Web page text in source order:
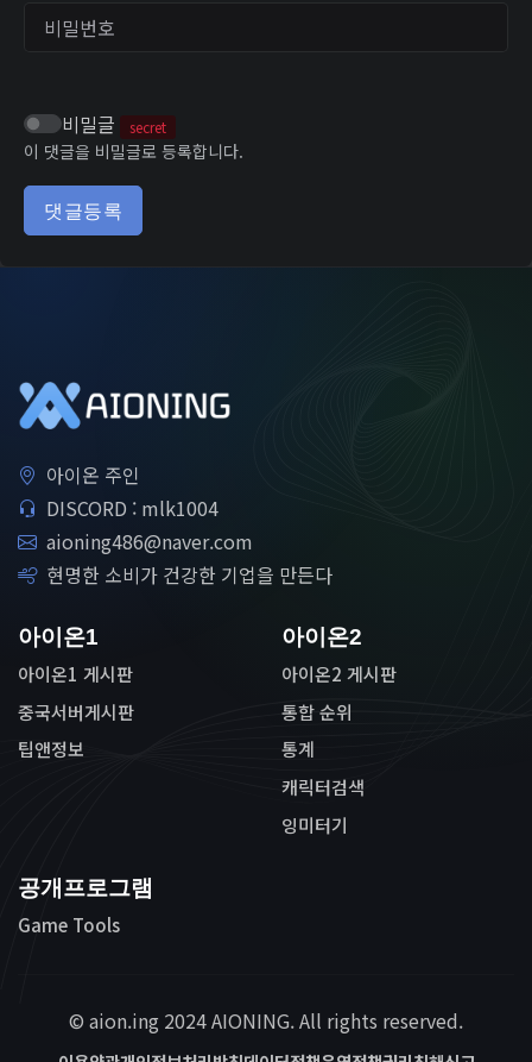
비밀번호
비밀글 secret
이 댓글을 비밀글로 등록합니다.
댓글등록
아이온 주인
DISCORD : mlk1004
aioning486@naver.com
현명한 소비가 건강한 기업을 만든다
아이온1
아이온1 게시판
중국서버게시판
팁앤정보
아이온2
아이온2 게시판
통합 순위
통계
캐릭터검색
잉미터기
공개프로그램
Game Tools
© aion.ing 2024 AIONING. All rights reserved.